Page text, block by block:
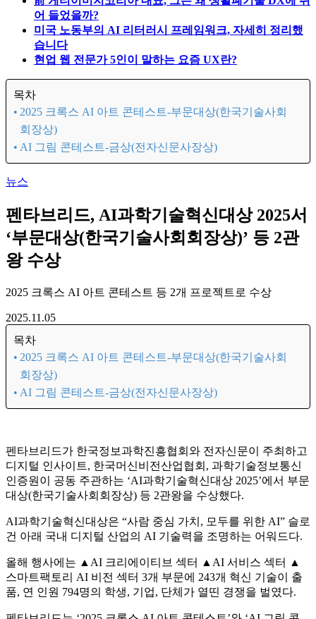
어 들었을까?
미국 노동부의 AI 리터러시 프레임워크, 자세히 정리했
습니다
현업 웹 전문가 5인이 말하는 요즘 UX란?
목차
2025 크록스 AI 아트 콘테스트-부문대상(한국기술사회
회장상)
AI 그림 콘테스트-금상(전자신문사장상)
뉴스
펜타브리드, AI과학기술혁신대상 2025서
‘부문대상(한국기술사회회장상)’ 등 2관
왕 수상
2025 크록스 AI 아트 콘테스트 등 2개 프로젝트로 수상
2025.11.05
목차
2025 크록스 AI 아트 콘테스트-부문대상(한국기술사회
회장상)
AI 그림 콘테스트-금상(전자신문사장상)
펜타브리드가 한국정보과학진흥협회와 전자신문이 주최하고
디지털 인사이트, 한국머신비전산업협회, 과학기술정보통신
인증원이 공동 주관하는 ‘AI과학기술혁신대상 2025’에서 부문
대상(한국기술사회회장상) 등 2관왕을 수상했다.
AI과학기술혁신대상은 “사람 중심 가치, 모두를 위한 AI” 슬로
건 아래 국내 디지털 산업의 AI 기술력을 조명하는 어워드다.
올해 행사에는 ▲AI 크리에이티브 섹터 ▲AI 서비스 섹터 ▲
스마트팩토리 AI 비전 섹터 3개 부문에 243개 혁신 기술이 출
품, 연 인원 794명의 학생, 기업, 단체가 열띤 경쟁을 벌였다.